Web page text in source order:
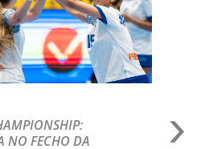
NO FECHO DA